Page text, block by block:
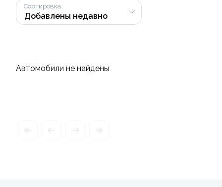
Сортировка
Автомобили не найдены